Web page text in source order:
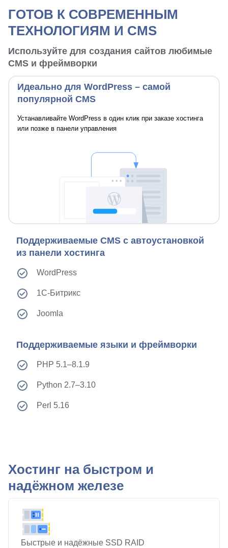
ГОТОВ К СОВРЕМЕННЫМ
ТЕХНОЛОГИЯМ И CMS
Используйте для создания сайтов любимые
CMS и фреймворки
Идеально для WordPress – самой
популярной CMS
Устанавливайте WordPress в один клик при заказе хостинга
или позже в панели управления
Поддерживаемые CMS с автоустановкой
из панели хостинга
WordPress
1С-⁠Битрикс
Joomla
Поддерживаемые языки и фреймворки
PHP 5.1–8.1.9
Python 2.7–3.10
Perl 5.16
Хостинг на быстром и
надёжном железе
Быстрые и надёжные SSD RAID